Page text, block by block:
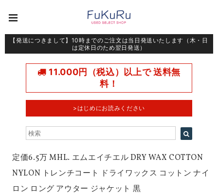
【発送につきまして】10時までのご注文は当日発送いたします（木・日
は定休日のため翌日発送）
11.000円（税込）以上で 送料無
料！
>はじめにお読みください
定価6.5万 MHL. エムエイチエル DRY WAX COTTON
NYLON トレンチコート ドライワックス コットン ナイ
ロン ロング アウター ジャケット 黒